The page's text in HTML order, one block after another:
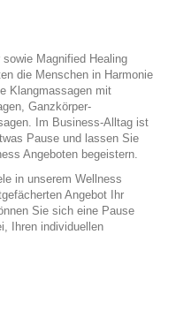
Magnified Healing
die Menschen in Harmonie
Klangmassagen mit
Ganzkörper-
Im Business-Alltag ist
Pause und lassen Sie
Angeboten begeistern.
in unserem Wellness
Angebot Ihr
Sie sich eine Pause
Ihren individuellen